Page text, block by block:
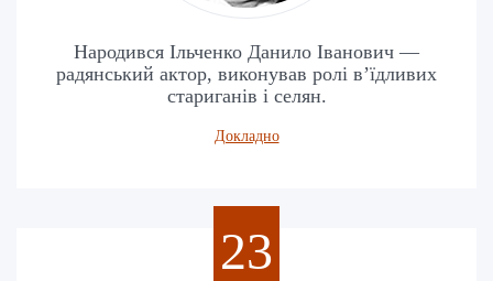
Народився Ільченко Данило Іванович —
радянський актор, виконував ролі в’їдливих
стариганів і селян.
Докладно
23